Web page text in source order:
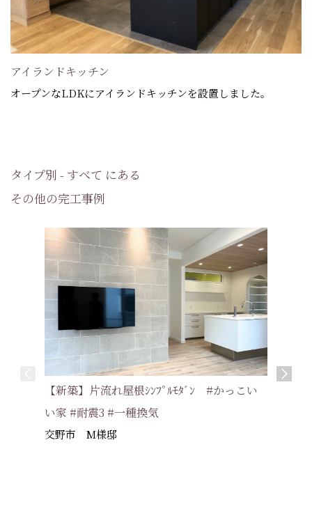
アイランドキッチン
オープンなLDKにアイランドキッチンを設置しました。
タイプ別 - すべて にある
その他の完工事例
【新築】片流れ屋根ｼﾝﾌﾟﾙﾓﾀﾞﾝ #かっこい
い家 #耐震3 #一種換気
交野市 M様邸